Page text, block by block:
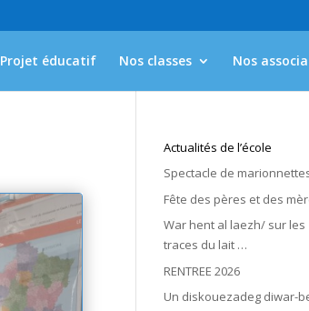
Projet éducatif Nos classes Nos
Actualités de l’école
Spectacle de
Fête des pères et des
War hent al laezh/ sur les
traces du lait …
RENTREE 2026
Un diskouezadeg diwar-